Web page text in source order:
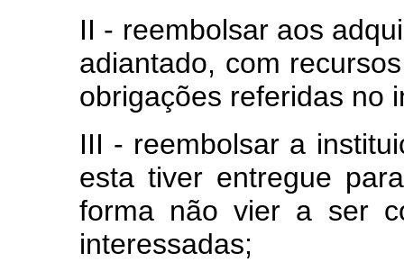
II - reembolsar aos
adiantado, com
obrigações referidas no
III - reembolsar a
esta tiver entregue
forma não vier a ser
interessadas;